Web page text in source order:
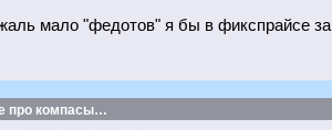
мало "федотов" я бы в фикспрайсе
про компасы…